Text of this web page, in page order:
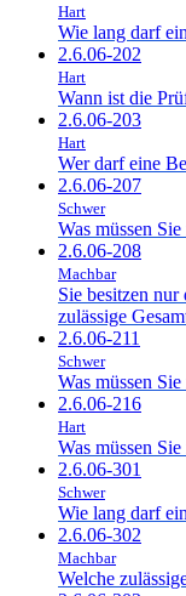
Hart
Wie lang darf
2.6.06-202
Hart
Wann ist die
2.6.06-203
Hart
Wer darf eine
2.6.06-207
Schwer
Was müssen
2.6.06-208
Machbar
Sie besitzen
zulässige
2.6.06-211
Schwer
Was müssen
2.6.06-216
Hart
Was müssen
2.6.06-301
Schwer
Wie lang darf
2.6.06-302
Machbar
Welche